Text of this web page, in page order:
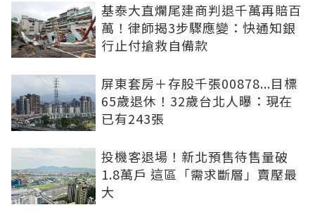
基泰大直爛尾建商判退千萬再賠百
萬！律師揭3步驟應變：快通知銀
行止付搶救自備款
屏東套房＋存股千張00878...目標
65歲退休！32歲台北人曝：現在
已有243張
投機客退場！新北預售待售量破
1.8萬戶 這區「需求斷層」賣壓最
大